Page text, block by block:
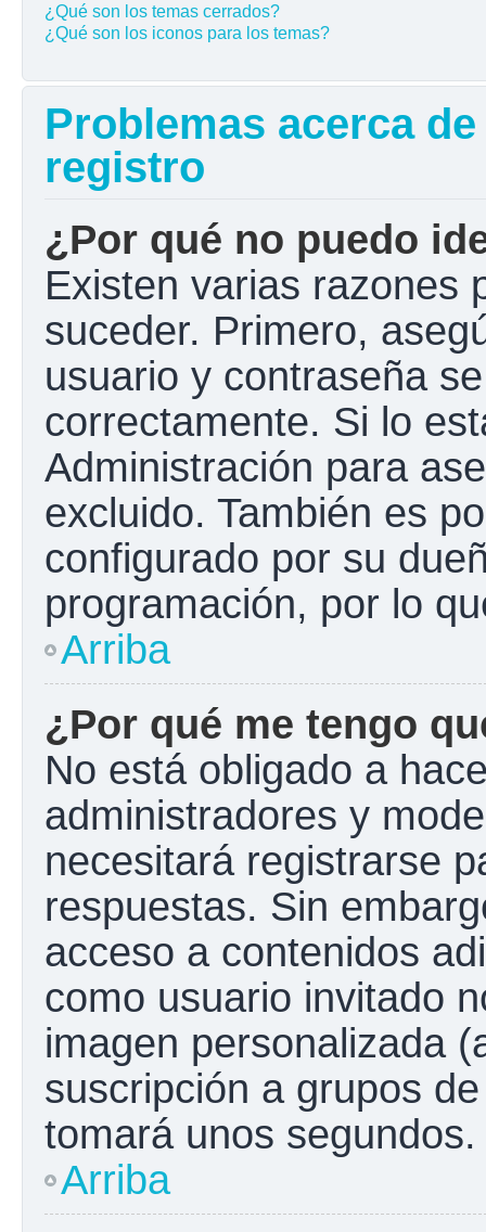
¿Qué son los temas cerrados?
¿Qué son los iconos para los temas?
Problemas acerca
registro
¿Por qué no puedo
Existen varias razones
suceder. Primero,
usuario y contraseña
correctamente. Si lo
Administración para
excluido. También es
configurado por su
programación, por lo
Arriba
¿Por qué me tengo
No está obligado a
administradores y
necesitará registrarse
respuestas. Sin
acceso a contenidos
como usuario invitado
imagen personalizada
suscripción a grupos
tomará unos
Arriba